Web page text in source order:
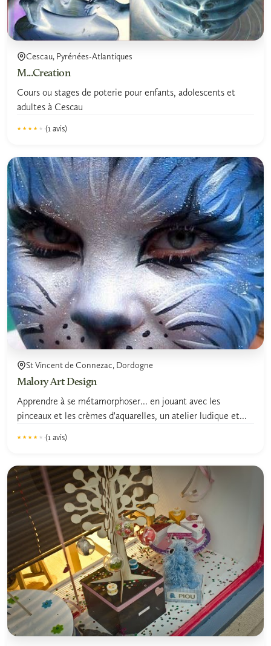
Cescau, Pyrénées-Atlantiques
M...Creation
Cours ou stages de poterie pour enfants, adolescents et
adultes à Cescau
★★★★★
★★★★★ (1 avis)
St Vincent de Connezac, Dordogne
Malory Art Design
Apprendre à se métamorphoser... en jouant avec les
pinceaux et les crèmes d'aquarelles, un atelier ludique et...
★★★★★
★★★★★ (1 avis)